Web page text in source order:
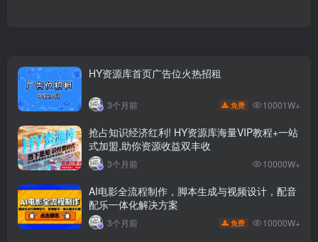
HY资源库首页广告位火热招租
3个月前 免费 10001W+
抢占知识经济红利! HY资源库海量VIP教程+一站
式加盟,助你资源收益双丰收
3个月前 10000W+
AI电影全流程制作，脚本生成与视频设计，配音
配乐一体化解决方案
3个月前 免费 10000W+